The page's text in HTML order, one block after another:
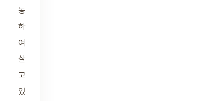
농
하
여
살
고
있